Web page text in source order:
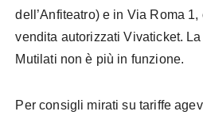
dell’Anfiteatro) e in Via Roma
vendita autorizzati Vivaticket.
Mutilati non è più in funzione.
Per consigli mirati su tariffe